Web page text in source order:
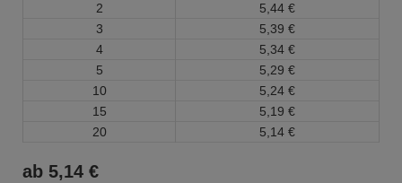
2
5, 44 €
3
5, 39 €
4
5, 34 €
5
5, 29 €
10
5, 24 €
15
5, 19 €
20
5, 14 €
ab 5,14 €